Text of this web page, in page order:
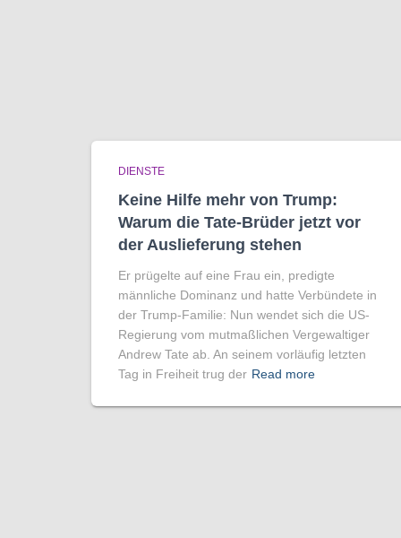
DIENSTE
Keine Hilfe mehr von Trump:
Warum die Tate-Brüder jetzt vor
der Auslieferung stehen
Er prügelte auf eine Frau ein, predigte
männliche Dominanz und hatte Verbündete in
der Trump-Familie: Nun wendet sich die US-
Regierung vom mutmaßlichen Vergewaltiger
Andrew Tate ab. An seinem vorläufig letzten
Tag in Freiheit trug der Read more